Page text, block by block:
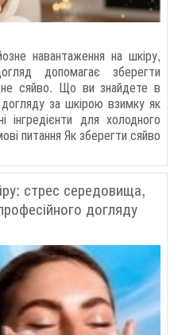
навантаження на шкіру,
допомагає зберегти
сяйво. Що ви знайдете в
за шкірою взимку як
інгредієнти для холодного
питання Як зберегти сяйво
стрес середовища,
догляду